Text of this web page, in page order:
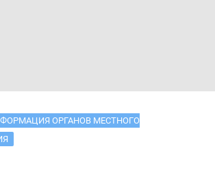
ОРГАНОВ МЕСТНОГО